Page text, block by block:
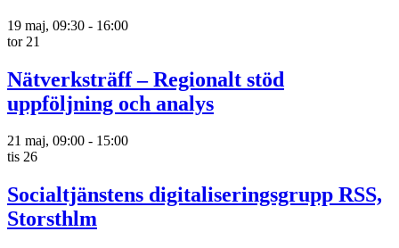
19 maj, 09:30 - 16:00
tor 21
Nätverksträff – Regionalt stöd
uppföljning och analys
21 maj, 09:00 - 15:00
tis 26
Socialtjänstens digitaliseringsgrupp RSS,
Storsthlm